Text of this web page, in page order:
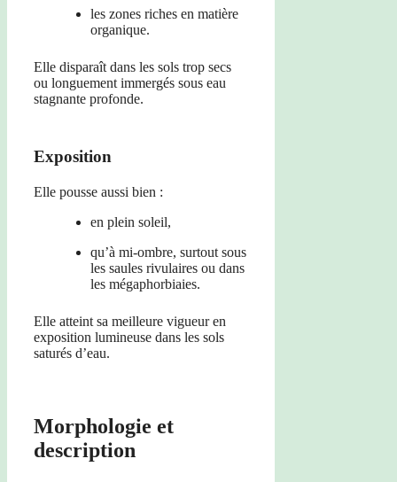
les zones riches en matière
organique.
Elle disparaît dans les sols trop secs
ou longuement immergés sous eau
stagnante profonde.
Exposition
Elle pousse aussi bien :
en plein soleil,
qu’à mi-ombre, surtout sous
les saules rivulaires ou dans
les mégaphorbiaies.
Elle atteint sa meilleure vigueur en
exposition lumineuse dans les sols
saturés d’eau.
Morphologie et
description